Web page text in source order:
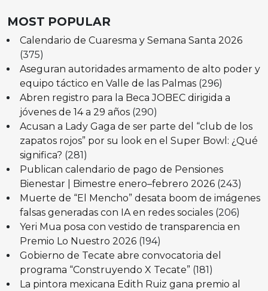
MOST POPULAR
Calendario de Cuaresma y Semana Santa 2026
(375)
Aseguran autoridades armamento de alto poder y
equipo táctico en Valle de las Palmas (296)
Abren registro para la Beca JOBEC dirigida a
jóvenes de 14 a 29 años (290)
Acusan a Lady Gaga de ser parte del “club de los
zapatos rojos” por su look en el Super Bowl: ¿Qué
significa? (281)
Publican calendario de pago de Pensiones
Bienestar | Bimestre enero–febrero 2026 (243)
Muerte de “El Mencho” desata boom de imágenes
falsas generadas con IA en redes sociales (206)
Yeri Mua posa con vestido de transparencia en
Premio Lo Nuestro 2026 (194)
Gobierno de Tecate abre convocatoria del
programa “Construyendo X Tecate” (181)
La pintora mexicana Edith Ruiz gana premio al